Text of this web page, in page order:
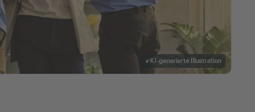
KI-generierte Illustration